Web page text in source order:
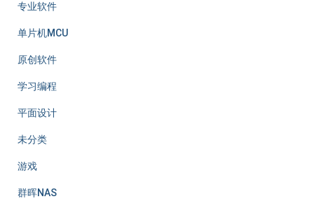
专业软件
单片机MCU
原创软件
学习编程
平面设计
未分类
游戏
群晖NAS